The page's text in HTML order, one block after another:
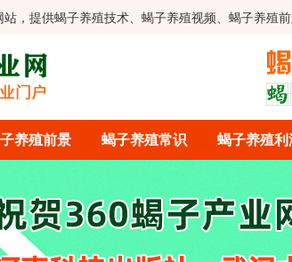
，提供蝎子养殖技术、蝎子养殖视频、蝎子养殖
养殖前景 蝎子养殖常识 蝎子养殖利